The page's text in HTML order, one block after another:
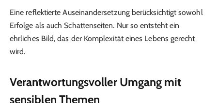
Eine reflektierte Auseinandersetzung berücksichtigt sowohl
Erfolge als auch Schattenseiten. Nur so entsteht ein
ehrliches Bild, das der Komplexität eines Lebens gerecht
wird.
Verantwortungsvoller Umgang mit
sensiblen Themen